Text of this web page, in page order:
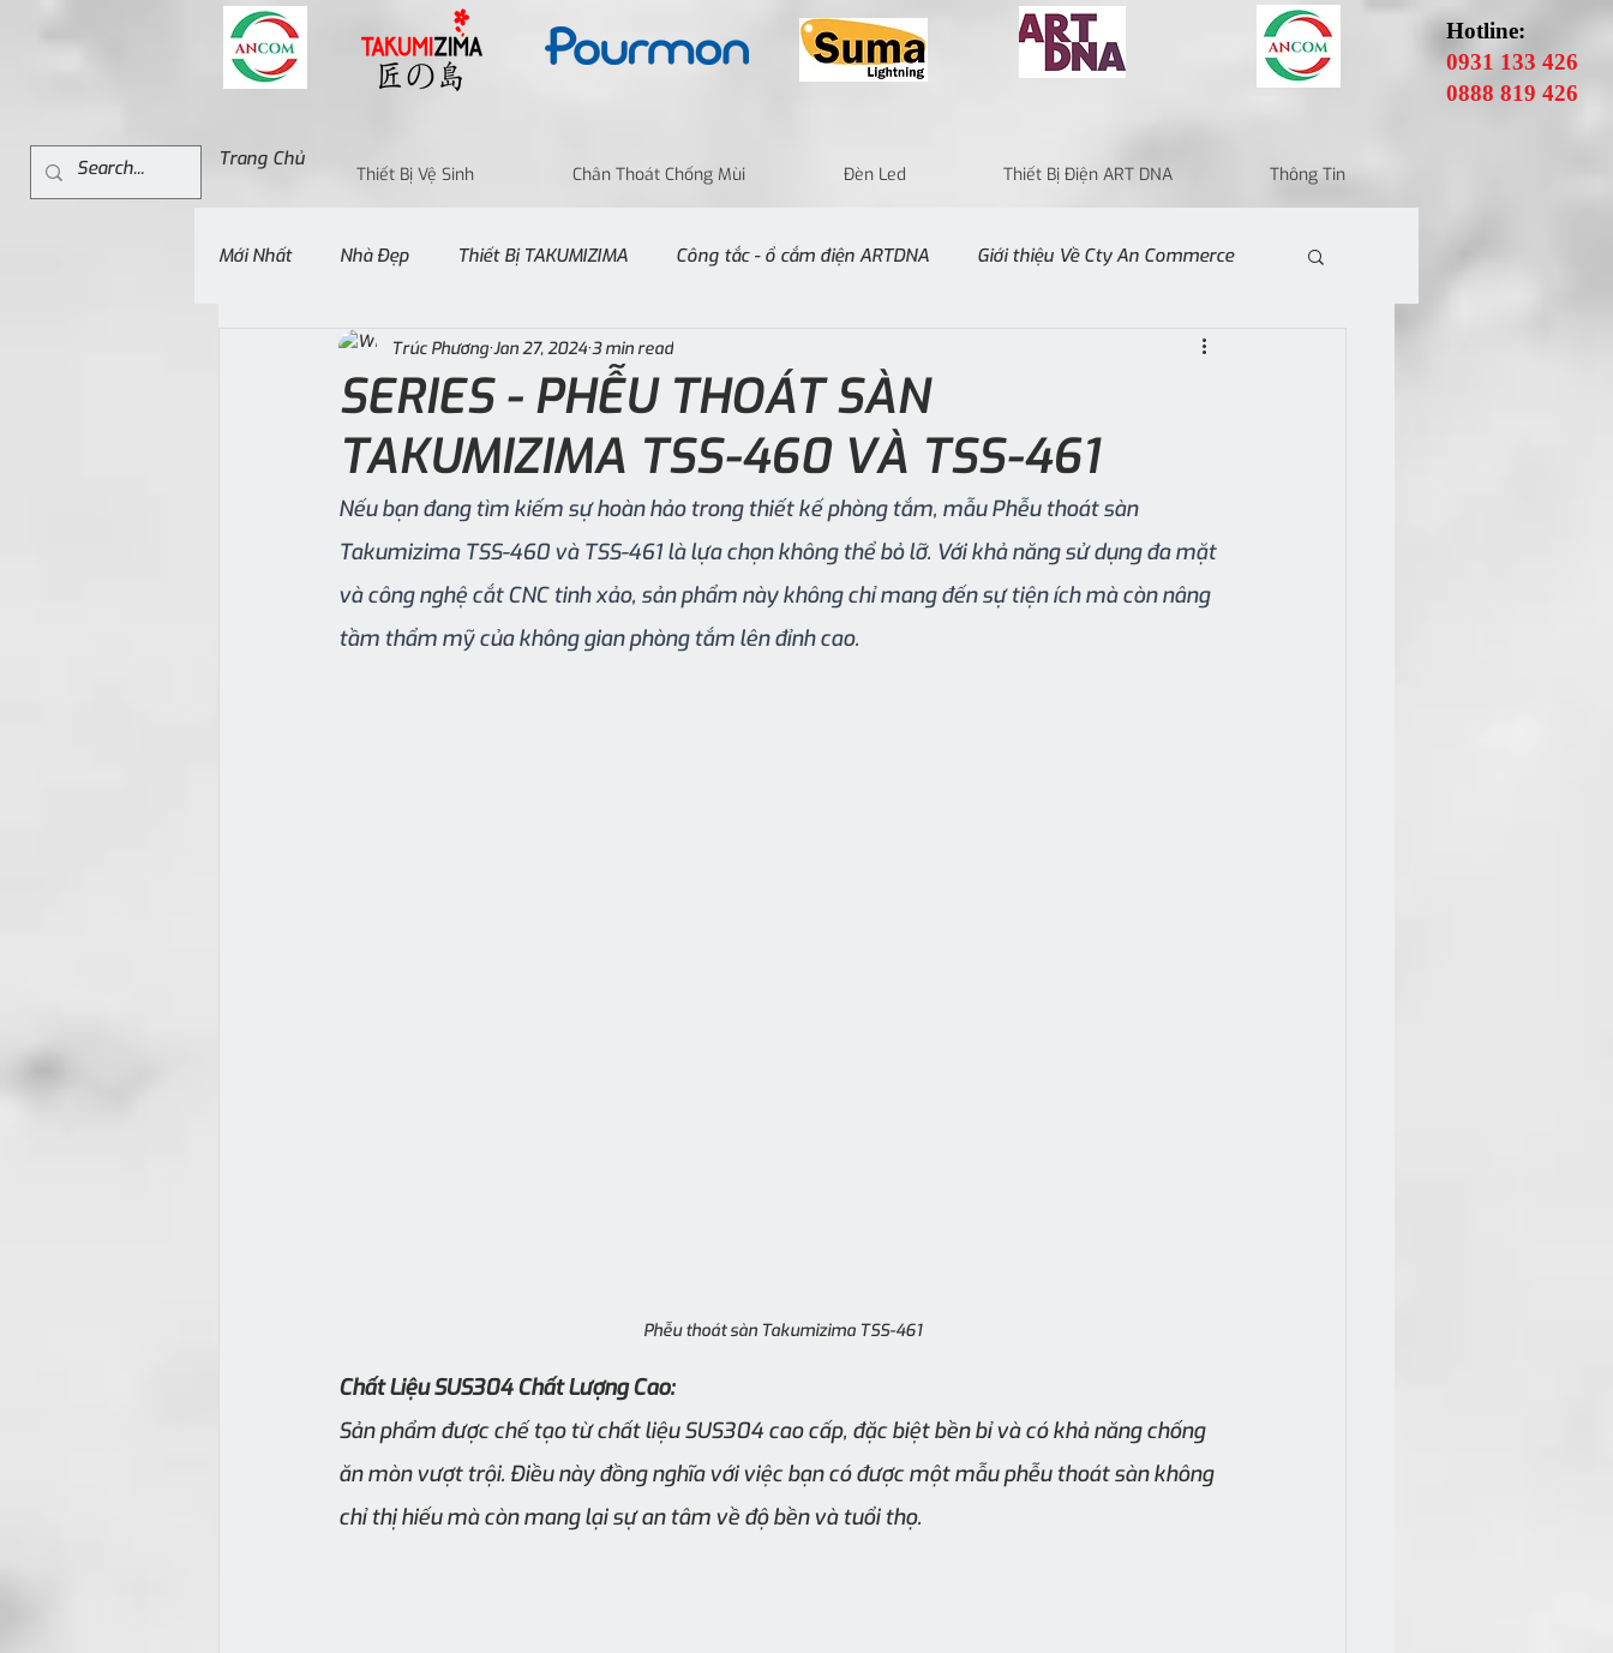
Thiết Bị Vệ Sinh Chân Thoát Chống Mùi Đèn Led Thiết Bị Điện ART DNA Thông Tin
Trang Chủ
Hotline:
0931 133 426
0888 819 426
Mới Nhất Nhà Đẹp Thiết Bị TAKUMIZIMA Công tắc - ổ cắm điện ARTDNA Giới thiệu Về Cty An Commerce
SERIES - PHỄU THOÁT SÀN
TAKUMIZIMA TSS-460 VÀ TSS-461
Trúc Phương Jan 27, 2024 3 min read
Nếu bạn đang tìm kiếm sự hoàn hảo trong thiết kế phòng tắm, mẫu Phễu thoát sàn
Takumizima TSS-460 và TSS-461 là lựa chọn không thể bỏ lỡ. Với khả năng sử dụng đa mặt
và công nghệ cắt CNC tinh xảo, sản phẩm này không chỉ mang đến sự tiện ích mà còn nâng
tầm thẩm mỹ của không gian phòng tắm lên đỉnh cao.
Phễu thoát sàn Takumizima TSS-461
Chất Liệu SUS304 Chất Lượng Cao:
Sản phẩm được chế tạo từ chất liệu SUS304 cao cấp, đặc biệt bền bỉ và có khả năng chống
ăn mòn vượt trội. Điều này đồng nghĩa với việc bạn có được một mẫu phễu thoát sàn không
chỉ thị hiếu mà còn mang lại sự an tâm về độ bền và tuổi thọ.